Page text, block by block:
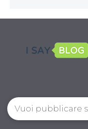
Vuoi pubblicare